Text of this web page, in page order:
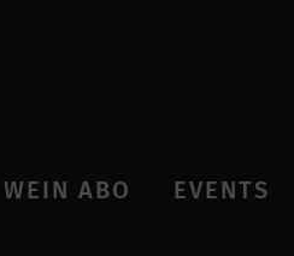
WEIN ABO EVENTS